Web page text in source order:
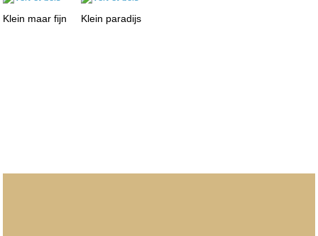
Klein maar fijn Klein paradijs